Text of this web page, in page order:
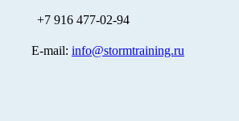
+7 916 477-02-94
E-mail: info@stormtraining.ru